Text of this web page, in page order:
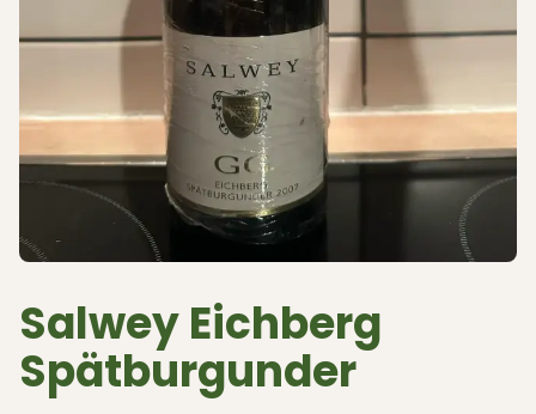
Salwey Eichberg
Spätburgunder